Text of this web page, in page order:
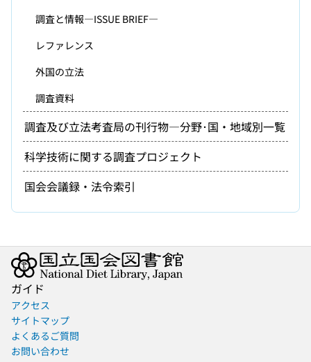
調査と情報―ISSUE BRIEF―
レファレンス
外国の立法
調査資料
調査及び立法考査局の刊行物―分野･国・地域別一覧
科学技術に関する調査プロジェクト
国会会議録・法令索引
ガイド
アクセス
サイトマップ
よくあるご質問
お問い合わせ